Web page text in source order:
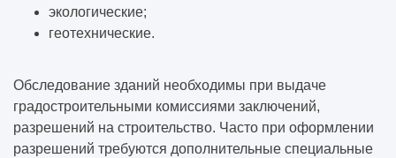
экологические;
геотехнические.
Обследование зданий необходимы при выдаче
градостроительными комиссиями заключений,
разрешений на строительство. Часто при оформлении
разрешений требуются дополнительные специальные